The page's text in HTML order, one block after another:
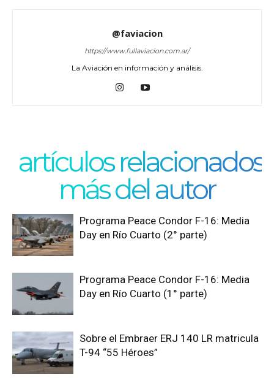
@faviacion
https://www.fullaviacion.com.ar/
La Aviación en información y análisis.
artículos relacionados
más del autor
Programa Peace Condor F-16: Media
Day en Río Cuarto (2° parte)
Programa Peace Condor F-16: Media
Day en Río Cuarto (1° parte)
Sobre el Embraer ERJ 140 LR matricula
T-94 “55 Héroes”